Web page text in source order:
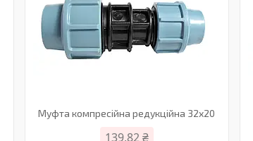
Муфта компресійна редукційна 32х20
139,82 ₴